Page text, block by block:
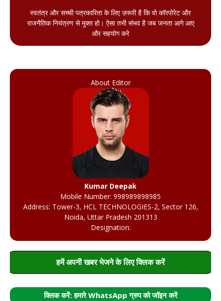
स्वतंत्र और सच्ची पत्रकारिता के लिए ज़रूरी है कि वो कॉरपोरेट और
राजनैतिक नियंत्रण से मुक्त हो। ऐसा तभी संभव है जब जनता आगे आए
और सहयोग करे
About Editor
Kumar Deepak
Mobile Number: 998989898985
Address: Tower-3, HCL TECHNOLOGIES-2, Sector 126,
Noida, Uttar Pradesh 201313
Designation:
हमें अपनी खबर भेजने के लिए क्लिक करें
क्लिक करें: हमारे WhatsApp ग्रुप को जॉइन करें